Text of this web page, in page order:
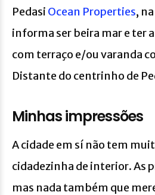
Pedasi Ocean Properties,
informa ser beira mar e ter
com terraço e/ou varanda
Distante do centrinho de
Minhas impressões
A cidade em sí não tem
cidadezinha de interior. As
mas nada também que